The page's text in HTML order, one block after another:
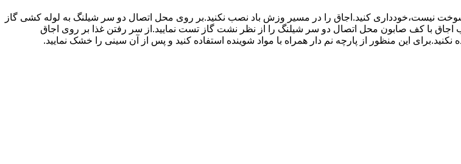
نیست،خودداری کنید.اجاق را در مسیر وزش باد نصب نکنید.بر روی محل اتصال دو سر شیلنگ به لوله کشی گاز
شیلنگ نباید از ۱.۵ متر بیشتر باشد.پس از نصب اجاق با کف صابون محل اتصال دو سر شیلنگ را از نظر نشت گاز تست نمایید.از سر رفتن غذا بر روی اجاق
این منظور از پارچه نم دار همراه با مواد شوینده استفاده کنید و پس از آن سینی را خشک نمایید.